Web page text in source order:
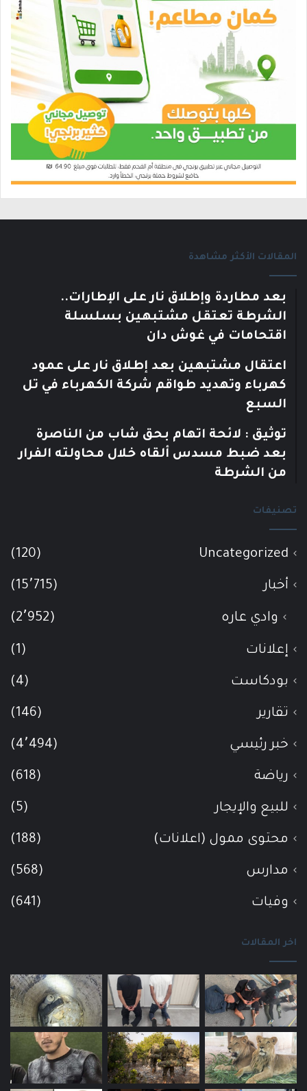
المقالات الأكثر مشاهدة
بعد مطاردة وإطلاق نار على الإطارات..
الشرطة تعتقل مشتبهين بسلسلة
اقتحامات في غوش دان
اعتقال مشتبهين بعد إطلاق نار على عمود
كهرباء وتهديد طواقم شركة الكهرباء في تل
السبع
توثيق : لائحة اتهام بحق شاب من الناصرة
بعد ضبط مسدس ألقاه خلال محاولته الفرار
من الشرطة
تصنيفات
Uncategorized
(120)
أخبار (15٬715)
وادي عاره (2٬952)
إعلانات (1)
بودكاست (4)
تقارير (146)
خبر رئيسي (4٬494)
رياضة (618)
للبيع والإيجار (5)
محتوى ممول (اعلانات) (188)
مدارس (568)
وفيات (641)
اخر المقالات